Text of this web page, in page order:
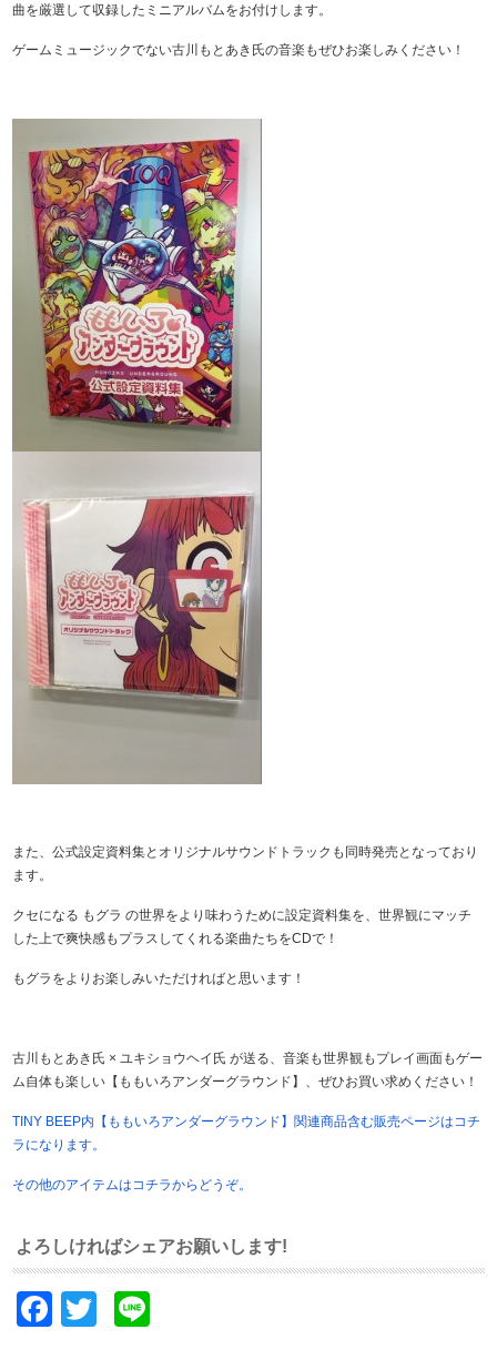
曲を厳選して収録したミニアルバムをお付けします。
ゲームミュージックでない古川もとあき氏の音楽もぜひお楽しみください！
また、公式設定資料集とオリジナルサウンドトラックも同時発売となっており
ます。
クセになる もグラ の世界をより味わうために設定資料集を、世界観にマッチ
した上で爽快感もプラスしてくれる楽曲たちをCDで！
もグラをよりお楽しみいただければと思います！
古川もとあき氏 × ユキショウヘイ氏 が送る、音楽も世界観もプレイ画面もゲー
ム自体も楽しい【ももいろアンダーグラウンド】、ぜひお買い求めください！
TINY BEEP内【ももいろアンダーグラウンド】関連商品含む販売ページはコチ
ラになります。
その他のアイテムはコチラからどうぞ。
よろしければシェアお願いします!
Facebook
Twitter